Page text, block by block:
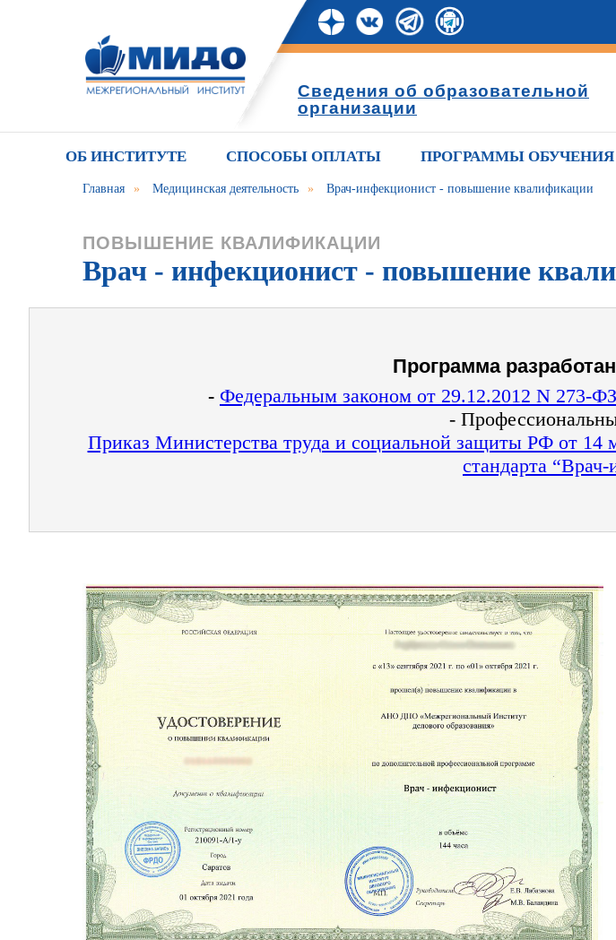
Сведения об образовательной
организации
ОБ ИНСТИТУТЕ СПОСОБЫ ОПЛАТЫ ПРОГРАММЫ ОБУЧЕНИЯ
Главная » Медицинская деятельность » Врач-инфекционист - повышение квалификации
ПОВЫШЕНИЕ КВАЛИФИКАЦИИ
Врач - инфекционист - повышение
Программа
- Федеральным законом от 29.12.2012 N 273-
-
Приказ Министерства труда и социальной защиты РФ от
стандарта